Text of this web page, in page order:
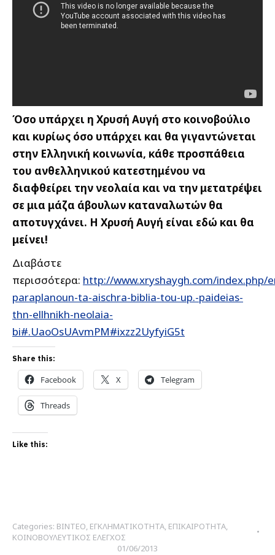
Όσο υπάρχει η Χρυσή Αυγή στο κοινοβούλιο
και κυρίως όσο υπάρχει και θα γιγαντώνεται
στην Ελληνική κοινωνία, κάθε προσπάθεια
του ανθελληνικού κατεστημένου να
διαφθείρει την νεολαία και να την μετατρέψει
σε μια μάζα άβουλων καταναλωτών θα
αποτυγχάνει. Η Χρυσή Αυγή είναι εδώ και θα
μείνει!
Διαβάστε
περισσότερα: http://www.xryshaygh.com/index.php/
paraplanoun-ta-aischra-biblia-tou-up.-paideias-
thn-ellhnikh-neolaia-
bi#.UaoOsUAvmPM#ixzz2UyfyiG5t
Share this:
Facebook X Telegram
Threads
Like this:
Categories: ΒΙΝΤΕΟ, ΕΓΚΛΗΜΑΤΙΚΟΤΗΤΑ, ΕΠΙΚΑΙΡΟΤΗΤΑ,
ΚΟΙΝΟΒΟΥΛΕΥΤΙΚΟΣ ΕΛΕΓΧΟΣ
01/06/2013